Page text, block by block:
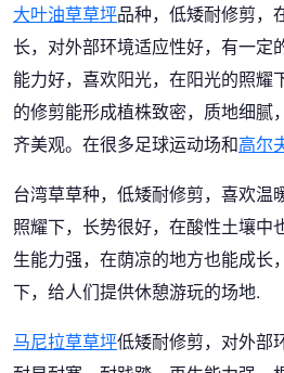
大叶油草草坪品种，低矮耐修剪，
长，对外部环境适应性好，有一定
能力好，喜欢阳光，在阳光的照耀
的修剪能形成植株致密，质地细腻
齐美观。在很多足球运动场和高尔
台湾草草种，低矮耐修剪，喜欢温
照耀下，长势很好，在酸性土壤中
生能力强，在荫凉的地方也能成长
下，给人们提供休憩游玩的场地.
马尼拉草草坪低矮耐修剪，对外部